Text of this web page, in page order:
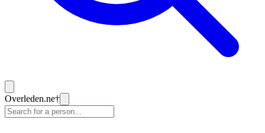
Overleden.ne†